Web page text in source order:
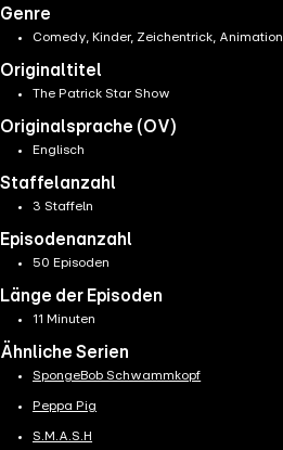
Genre
Comedy, Kinder, Zeichentrick, Animation
Originaltitel
The Patrick Star Show
Originalsprache (OV)
Englisch
Staffelanzahl
3 Staffeln
Episodenanzahl
50 Episoden
Länge der Episoden
11 Minuten
Ähnliche Serien
SpongeBob Schwammkopf
Peppa Pig
S.M.A.S.H